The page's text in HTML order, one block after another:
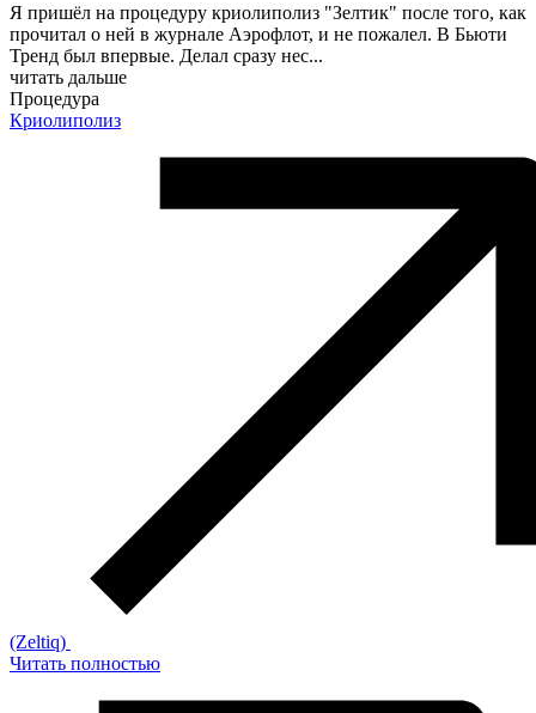
Я пришёл на процедуру криолиполиз "Зелтик" после того, как
прочитал о ней в журнале Аэрофлот, и не пожалел. В Бьюти
Тренд был впервые. Делал сразу нес...
читать дальше
Процедура
Криолиполиз
(Zeltiq)
Читать полностью